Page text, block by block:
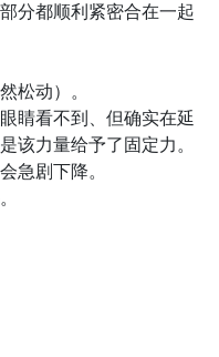
分都顺利紧密合在一起
松动）。
睛看不到、但确实在延
该力量给予了固定力。
急剧下降。